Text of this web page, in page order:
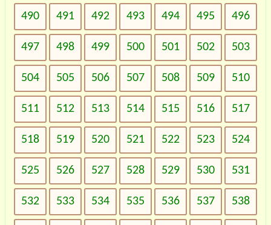
490 491 492 493 494 495 496
497 498 499 500 501 502 503
504 505 506 507 508 509 510
511 512 513 514 515 516 517
518 519 520 521 522 523 524
525 526 527 528 529 530 531
532 533 534 535 536 537 538